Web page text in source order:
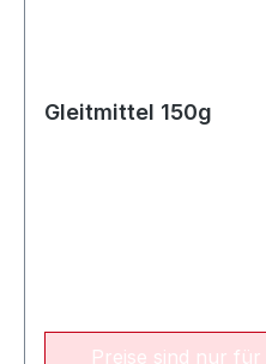
Gleitmittel 150g
Preise sind nur für